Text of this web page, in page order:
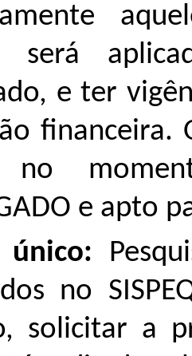
será
e ter
financeira.
no
e apto
único:
no
solicitar a